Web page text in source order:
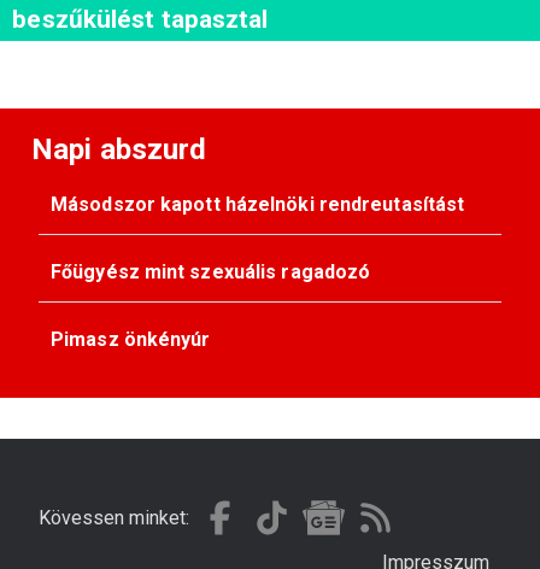
beszűkülést tapasztal
Napi abszurd
Másodszor kapott házelnöki rendreutasítást
Főügyész mint szexuális ragadozó
Pimasz önkényúr
Kövessen minket:
Impresszum